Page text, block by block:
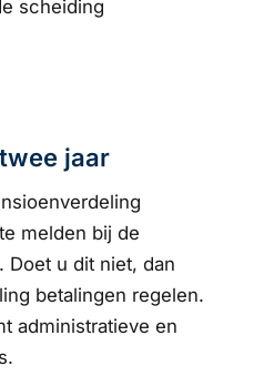
scheiding
jaar
melden bij de
Doet u dit niet, dan
betalingen regelen.
administratieve en